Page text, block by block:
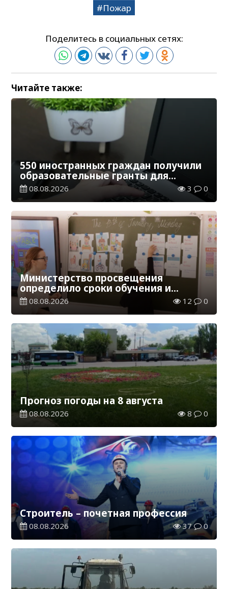
Пожар
Поделитесь в социальных сетях:
Читайте также:
550 иностранных граждан получили
образовательные гранты для
обучения в Казахстане
08.08.2026 3 0
Министерство просвещения
определило сроки обучения и
каникул на 2026-2027 учебный год
08.08.2026 12 0
Прогноз погоды на 8 августа
08.08.2026 8 0
Строитель – почетная профессия
08.08.2026 37 0